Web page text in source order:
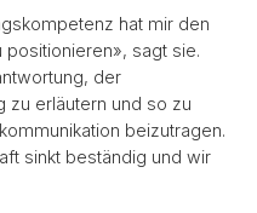
hat mir den
sagt sie.
der
zu erläutern und so zu
beizutragen.
sinkt beständig und wir